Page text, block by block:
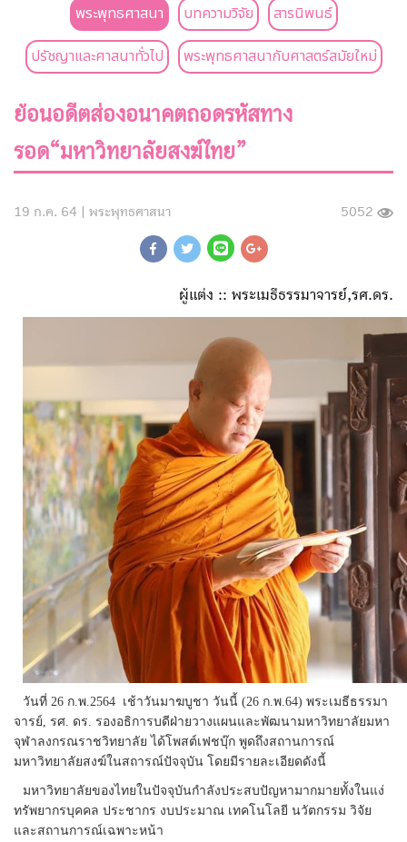
พระพุทธศาสนา บทความวิจัย
สารนิพนธ์
ปรัชญาและศาสนาทั่วไป
พระพุทธศาสนากับศาสตร์สมัยใหม่
ย้อนอดีตส่องอนาคตถอดรหัสทาง
รอด“มหาวิทยาลัยสงฆ์ไทย”
19 ก.ค. 64 | พระพุทธศาสนา 5052
ผู้แต่ง :: พระเมธีธรรมาจารย์,รศ.ดร.
วันที่ 26 ก.พ.2564 เช้าวันมาฆบูชา วันนี้ (26 ก.พ.64) พระเมธีธรรมา
จารย์, รศ. ดร. รองอธิการบดีฝ่ายวางแผนและพัฒนามหาวิทยาลัยมหา
จุฬาลงกรณราชวิทยาลัย ได้โพสต์เฟชบุ๊ก พูดถึงสถานการณ์
มหาวิทยาลัยสงฆ์ในสถารณ์ปัจจุบัน โดยมีรายละเอียดดังนี้
มหาวิทยาลัยของไทยในปัจจุบันกำลังประสบปัญหามากมายทั้งในแง่
ทรัพยากรบุคคล ประชากร งบประมาณ เทคโนโลยี นวัตกรรม วิจัย
และสถานการณ์เฉพาะหน้า